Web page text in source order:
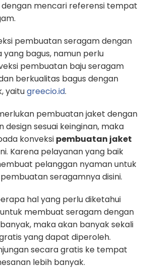
dengan mencari referensi tempat
pembuatan seragam dengan
yang bagus, namun perlu
pembuatan baju seragam
berkualitas bagus dengan
yaitugreecio.id.
pembuatan jaket dengan
design sesuai keinginan, maka
konveksi pembuatan jaket
Karena pelayanan yang baik
pelanggan nyaman untuk
seragamnya disini.
hal yang perlu diketahui
membuat seragam dengan
maka akan banyak sekali
yang dapat diperoleh.
secara gratis ke tempat
lebih banyak.